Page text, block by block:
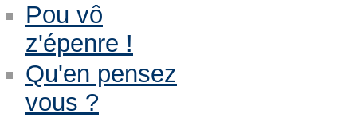
Pou vô
z'épenre !
Qu'en pensez
vous ?